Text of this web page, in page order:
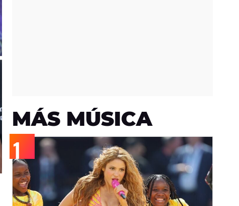
MÁS MÚSICA